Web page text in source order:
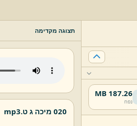
187.26 MB
נפח
תצוגה מקדימה
020 מיכה ג ט. mp3